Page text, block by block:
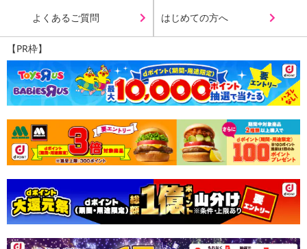
よくあるご質問 はじめての方へ
【PR枠】